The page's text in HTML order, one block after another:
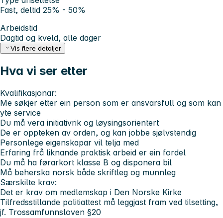
Fast, deltid 25% - 50%
Arbeidstid
Dagtid og kveld, alle dager
Vis flere detaljer
Hva vi ser etter
Kvalifikasjonar:
Me søkjer etter ein person som er ansvarsfull og som kan
yte service
Du må vera initiativrik og løysingsorientert
De er oppteken av orden, og kan jobbe sjølvstendig
Personlege eigenskapar vil telja med
Erfaring frå liknande praktisk arbeid er ein fordel
Du må ha førarkort klasse B og disponera bil
Må beherska norsk både skriftleg og munnleg
Særskilte krav:
Det er krav om medlemskap i Den Norske Kirke
Tilfredsstillande politiattest må leggjast fram ved tilsetting,
jf. Trossamfunnsloven §20